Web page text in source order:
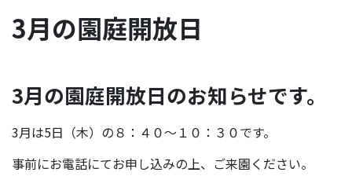
3月の園庭開放日
3月の園庭開放日のお知らせです。
3月は5日（木）の８：４０～１０：３０です。
事前にお電話にてお申し込みの上、ご来園ください。